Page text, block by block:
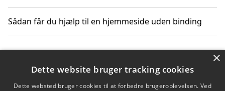
Sådan får du hjælp til en hjemmeside uden binding
Copyright 2026 - Pilanto Aps
Om / kontakt
Blog Betingelser
×
Dette website bruger tracking cookies
Dette websted bruger cookies til at forbedre brugeroplevelsen. Ved